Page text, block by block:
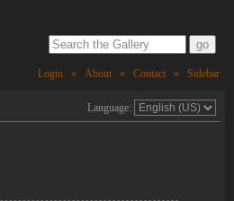
Login « About « Contact « Sidebar
Language: